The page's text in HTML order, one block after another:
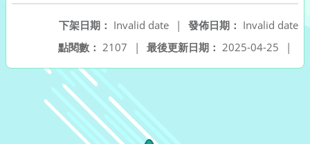
發佈日期： Invalid date
下架日期： Invalid date
|
最後更新日期： 2025-04-25 |
點閱數： 2107 |